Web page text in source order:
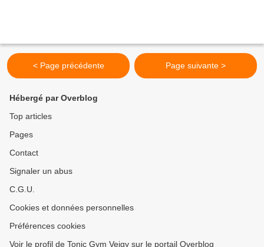
< Page précédente Page suivante >
Hébergé par Overblog
Top articles
Pages
Contact
Signaler un abus
C.G.U.
Cookies et données personnelles
Préférences cookies
Voir le profil de Tonic Gym Veigy sur le portail Overblog